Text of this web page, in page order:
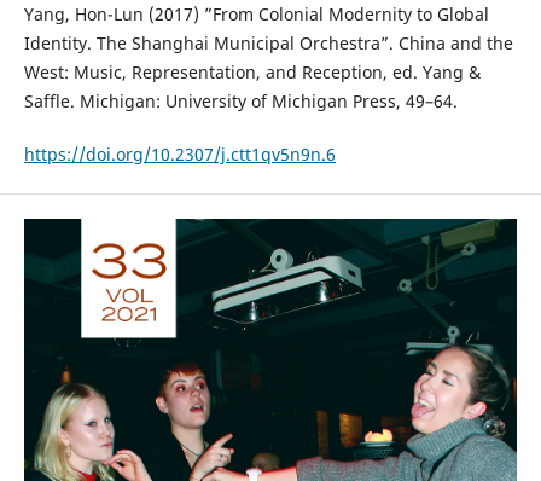
Yang, Hon-Lun (2017) ”From Colonial Modernity to Global
Identity. The Shanghai Municipal Orchestra”. China and the
West: Music, Representation, and Reception, ed. Yang &
Saffle. Michigan: University of Michigan Press, 49–64.
https://doi.org/10.2307/j.ctt1qv5n9n.6